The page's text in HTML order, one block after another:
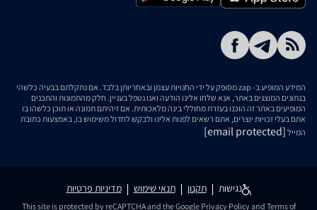
המידע המופיע ב- zap מסופק על ידי החנויות עצמן ובאחריותן בלבד. אם נתקלתם בבעיה כלשהי
בנתונים המוצגים באתר, אנא שלחו אלינו הודעה ואנו נטפל בעניין. חלק מהתמונות והתכנים
המופיעים באתר זה הוכנו בעזרת מחוללי בינה מלאכותית. אם זיהיתם תמונה או תוכן כלשהו בו
אתם בעלי זכויות יוצרים, אתם רשאים לפנות אלינו ולבקש לחדול משימוש בו, באמצעות כתובת
המייל [email protected]
נגישות תקנון תנאי שימוש מדיניות פרטיות
This site is protected by reCAPTCHA and the Google Privacy Policyand Terms of